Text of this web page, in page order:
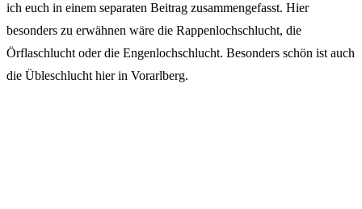
ich euch in einem separaten Beitrag zusammengefasst. Hier
besonders zu erwähnen wäre die Rappenlochschlucht, die
Örflaschlucht oder die Engenlochschlucht. Besonders schön ist auch
die Übleschlucht hier in Vorarlberg.